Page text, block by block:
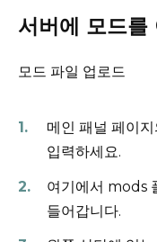
서버에 모드를
모드 파일 업로드
메인 패널 페이
입력하세요.
여기에서 mods
들어갑니다.